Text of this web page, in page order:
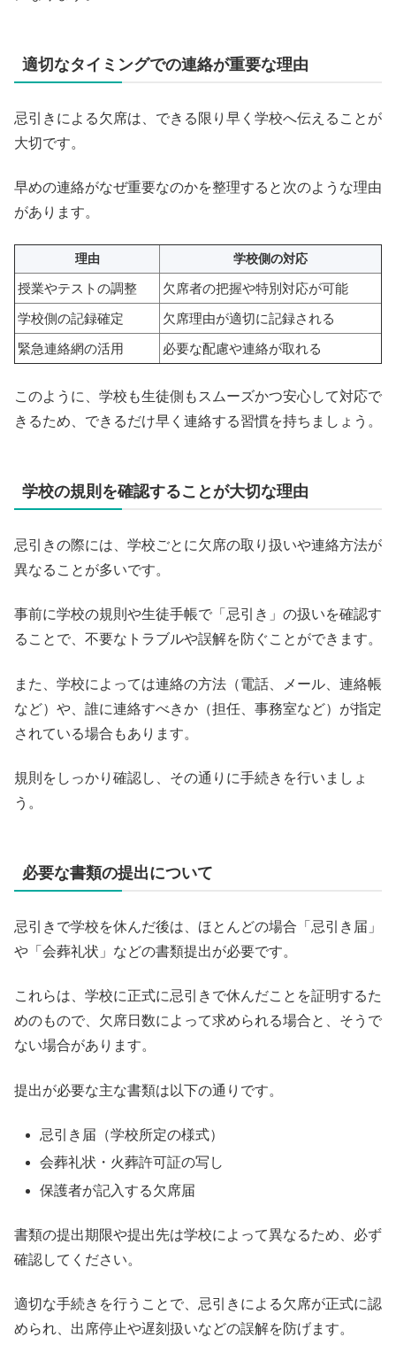
適切なタイミングでの連絡が重要な理由
忌引きによる欠席は、できる限り早く学校へ伝えることが
大切です。
早めの連絡がなぜ重要なのかを整理すると次のような理由
があります。
理由 学校側の対応
授業やテストの調整
欠席者の把握や特別対応が可能
学校側の記録確定
欠席理由が適切に記録される
緊急連絡網の活用
必要な配慮や連絡が取れる
このように、学校も生徒側もスムーズかつ安心して対応で
きるため、できるだけ早く連絡する習慣を持ちましょう。
学校の規則を確認することが大切な理由
忌引きの際には、学校ごとに欠席の取り扱いや連絡方法が
異なることが多いです。
事前に学校の規則や生徒手帳で「忌引き」の扱いを確認す
ることで、不要なトラブルや誤解を防ぐことができます。
また、学校によっては連絡の方法（電話、メール、連絡帳
など）や、誰に連絡すべきか（担任、事務室など）が指定
されている場合もあります。
規則をしっかり確認し、その通りに手続きを行いましょ
う。
必要な書類の提出について
忌引きで学校を休んだ後は、ほとんどの場合「忌引き届」
や「会葬礼状」などの書類提出が必要です。
これらは、学校に正式に忌引きで休んだことを証明するた
めのもので、欠席日数によって求められる場合と、そうで
ない場合があります。
提出が必要な主な書類は以下の通りです。
忌引き届（学校所定の様式）
会葬礼状・火葬許可証の写し
保護者が記入する欠席届
書類の提出期限や提出先は学校によって異なるため、必ず
確認してください。
適切な手続きを行うことで、忌引きによる欠席が正式に認
められ、出席停止や遅刻扱いなどの誤解を防げます。